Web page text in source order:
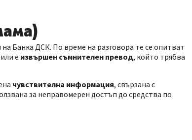
Банка ДСК. По време на разговора те се опитват
или е извършен съмнителен превод, който трябва
чувствителна информация, свързана с
за неправомерен достъп до средства по